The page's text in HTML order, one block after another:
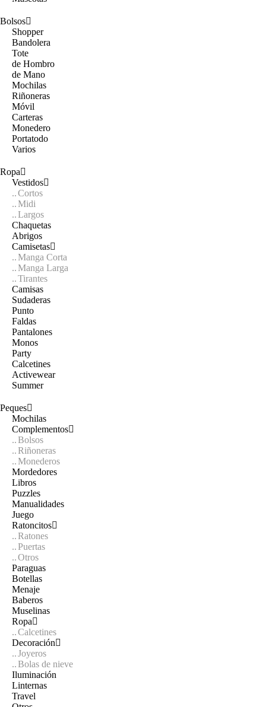
Bolsos
Shopper
Bandolera
Tote
de Hombro
de Mano
Mochilas
Riñoneras
Móvil
Carteras
Monedero
Portatodo
Varios
Ropa
Vestidos
Cortos
Midi
Largos
Chaquetas
Abrigos
Camisetas
Manga Corta
Manga Larga
Tirantes
Camisas
Sudaderas
Punto
Faldas
Pantalones
Monos
Party
Calcetines
Activewear
Summer
Peques
Mochilas
Complementos
Bolsos
Riñoneras
Monederos
Mordedores
Libros
Puzzles
Manualidades
Juego
Ratoncitos
Ratones
Puertas
Otros
Paraguas
Botellas
Menaje
Baberos
Muselinas
Ropa
Calcetines
Decoración
Joyeros
Bolas de nieve
Iluminación
Linternas
Travel